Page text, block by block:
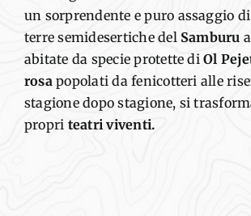
un sorprendente e puro assaggio di
terre semidesertiche del Samburu
abitate da specie protette diOl
rosa popolatidafenicotteri alle
stagione dopo stagione, si
propri teatri viventi.